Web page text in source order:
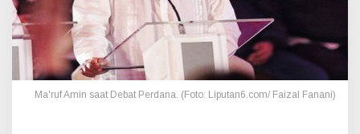
e
,
M
'
r
u
Ma'ruf Amin saat Debat Perdana. (Foto: Liputan6.com/ Faizal Fanani)